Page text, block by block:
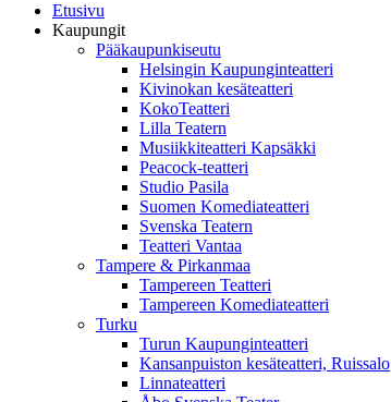
Etusivu
Kaupungit
Pääkaupunkiseutu
Helsingin Kaupunginteatteri
Kivinokan kesäteatteri
KokoTeatteri
Lilla Teatern
Musiikkiteatteri Kapsäkki
Peacock-teatteri
Studio Pasila
Suomen Komediateatteri
Svenska Teatern
Teatteri Vantaa
Tampere & Pirkanmaa
Tampereen Teatteri
Tampereen Komediateatteri
Turku
Turun Kaupunginteatteri
Kansanpuiston kesäteatteri, Ruissalo
Linnateatteri